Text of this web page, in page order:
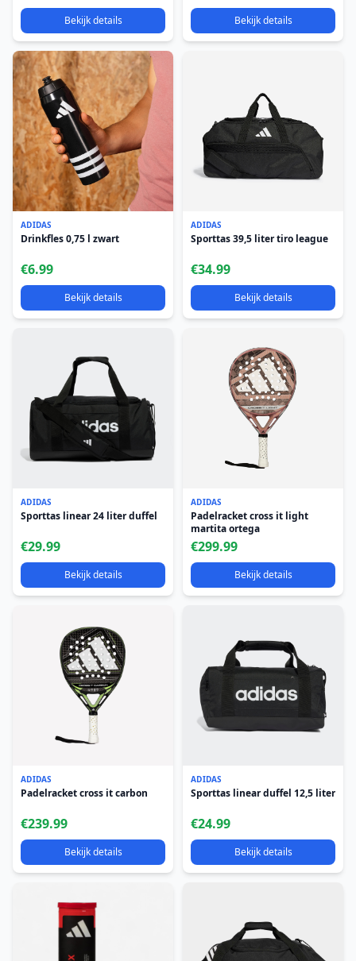
Bekijk details Bekijk details
ADIDAS
Drinkfles 0,75 l zwart
€6.99
Bekijk details
ADIDAS
Sporttas 39,5 liter tiro league
€34.99
Bekijk details
ADIDAS
Sporttas linear 24 liter duffel
€29.99
Bekijk details
ADIDAS
Padelracket cross it light
martita ortega
€299.99
Bekijk details
ADIDAS
Padelracket cross it carbon
€239.99
Bekijk details
ADIDAS
Sporttas linear duffel 12,5 liter
€24.99
Bekijk details